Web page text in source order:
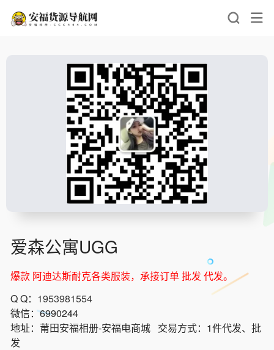
爱森公寓UGG
爆款 阿迪达斯耐克各类服装，承接订单 批发 代发。
Q Q： 1953981554
微信：6990244
地址： 莆田安福相册-安福电商城 交易方式： 1件代发、批
发